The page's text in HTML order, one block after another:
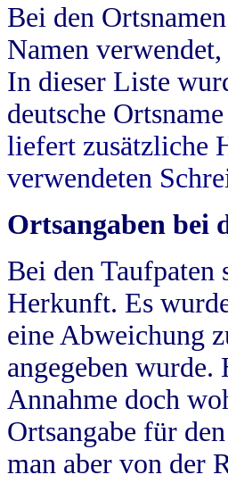
Bei den
Namen
In dieser Liste
deutsche
liefert zusätzliche
verwendeten
Ortsangaben bei
Bei den Taufpaten
Herkunft. Es
eine Abweichung
angegeben
Annahme doch
Ortsangabe für
man aber von der